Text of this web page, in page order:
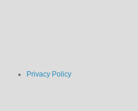
Privacy Policy